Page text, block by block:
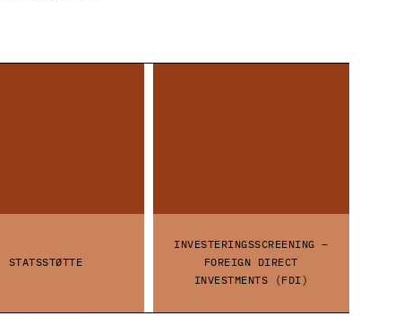
STATSSTØTTE
INVESTERINGSSCREENING –
FOREIGN DIRECT
INVESTMENTS (FDI)